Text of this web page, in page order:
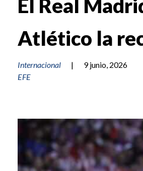
El Real
Atlético la
Internacional |
9 junio, 2026
EFE